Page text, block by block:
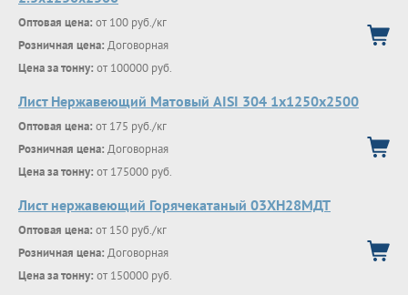
Оптовая цена: от 100 руб./кг
Розничная цена: Договорная
Цена за тонну: от 100000 руб.
Лист Нержавеющий Матовый AISI 304 1х1250х2500
Оптовая цена: от 175 руб./кг
Розничная цена: Договорная
Цена за тонну: от 175000 руб.
Лист нержавеющий Горячекатаный 03ХН28МДТ
Оптовая цена: от 150 руб./кг
Розничная цена: Договорная
Цена за тонну: от 150000 руб.